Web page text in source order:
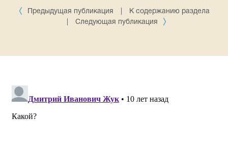
Предыдущая публикация
К содержанию раздела
Следующая публикация